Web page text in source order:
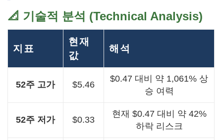
📐 기술적 분석 (Technical Analysis)
지표
현재
값
해석
52주 고가 $5.46
$0.47 대비 약 1,061% 상
승 여력
52주 저가 $0.33
현재 $0.47 대비 약 42%
하락 리스크